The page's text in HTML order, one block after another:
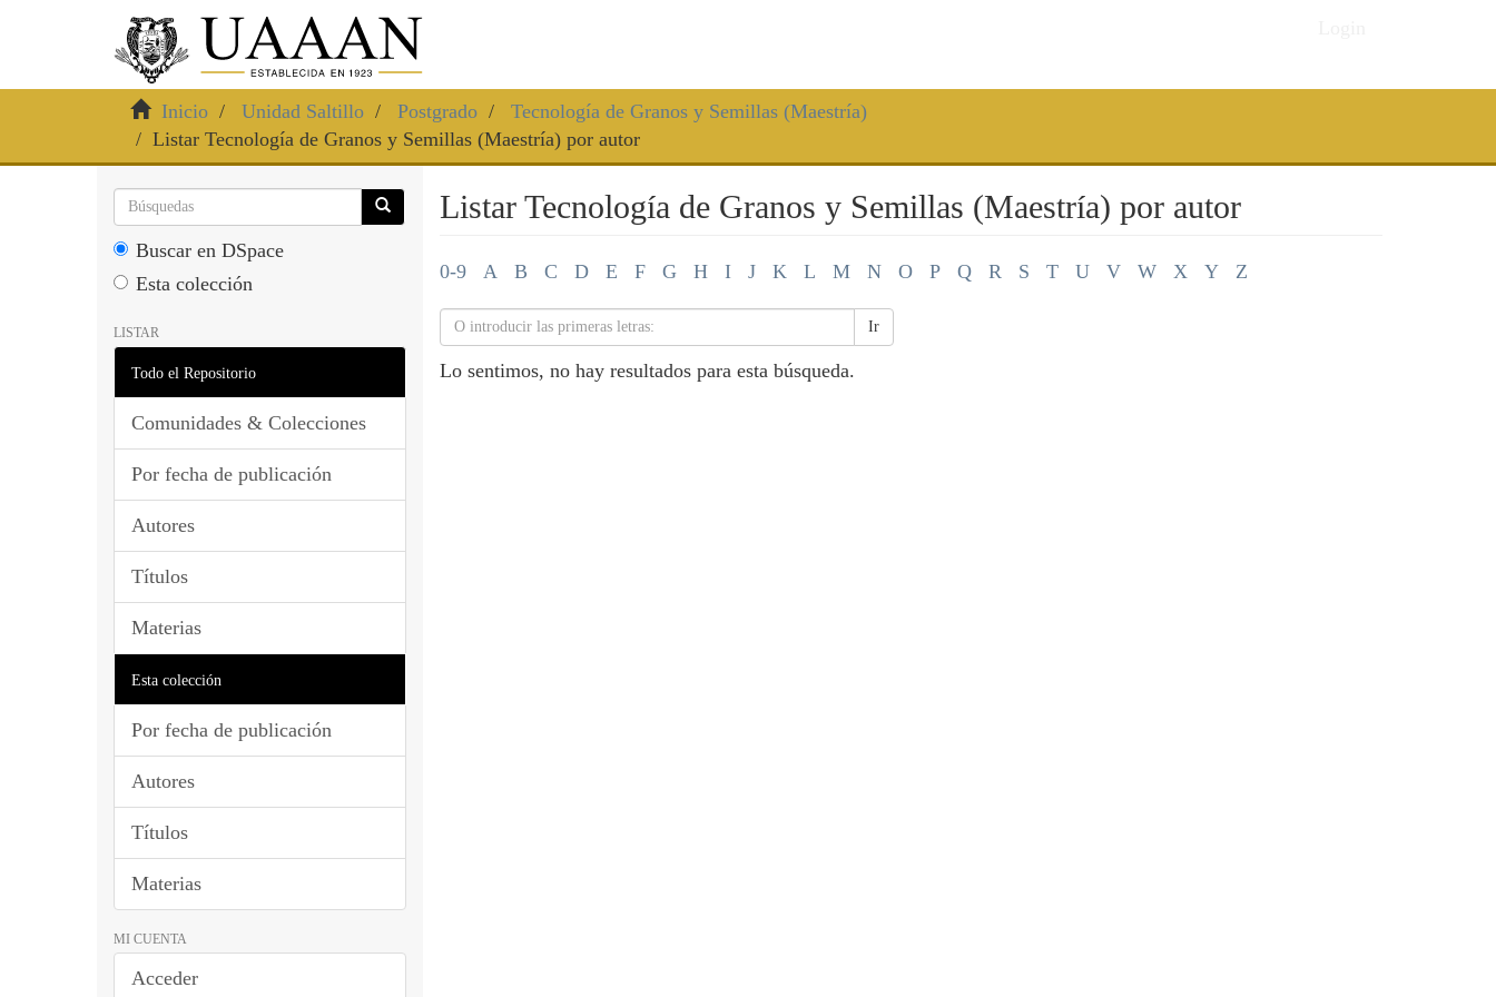
Inicio Unidad Saltillo Postgrado
Tecnología de Granos y Semillas (Maestría)
Listar Tecnología de Granos y Semillas (Maestría) por autor
Buscar en DSpace
Esta colección
LISTAR
Todo el Repositorio
Comunidades & Colecciones
Por fecha de publicación
Autores
Títulos
Materias
Esta colección
Por fecha de publicación
Autores
Títulos
Materias
MI CUENTA
Acceder
Listar Tecnología de Granos y Semillas (Maestría) por autor
0-9 A B C D E F G H I J K L M N O P Q R S T U V W X Y Z
Ir
Lo sentimos, no hay resultados para esta búsqueda.